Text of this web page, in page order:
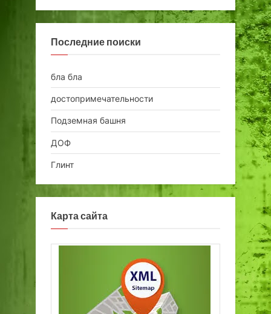
Последние поиски
бла бла
достопримечательности
Подземная башня
ДОФ
Глинт
Карта сайта